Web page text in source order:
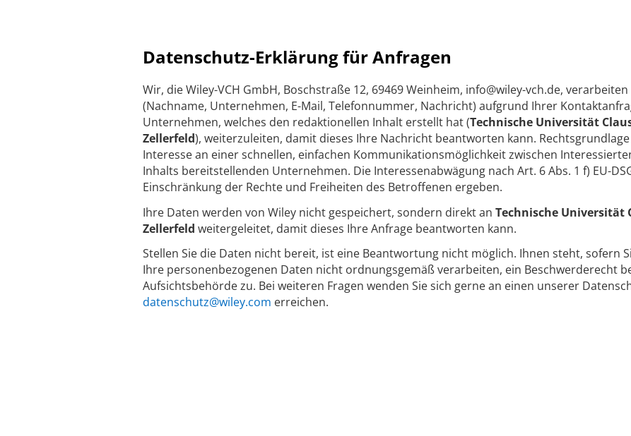
Datenschutz-Erklärung für Anfragen
Wir, die Wiley-VCH GmbH, Boschstraße 12, 69469 Weinheim, info@wiley-vch.de,
(Nachname, Unternehmen, E-Mail, Telefonnummer, Nachricht) aufgrund Ihrer
Unternehmen, welches den redaktionellen Inhalt erstellt hat (Technische Universität
Zellerfeld), weiterzuleiten, damit dieses Ihre Nachricht beantworten kann.
Interesse an einer schnellen, einfachen Kommunikationsmöglichkeit zwischen
Inhalts bereitstellenden Unternehmen. Die Interessenabwägung nach Art. 6 Abs. 1 f) EU-
Einschränkung der Rechte und Freiheiten des Betroffenen ergeben.
Ihre Daten werden von Wiley nicht gespeichert, sondern direkt an Technische Universität
Zellerfeld weitergeleitet, damit dieses Ihre Anfrage beantworten kann.
Stellen Sie die Daten nicht bereit, ist eine Beantwortung nicht möglich. Ihnen steht, sofern
Ihre personenbezogenen Daten nicht ordnungsgemäß verarbeiten, ein Beschwerderecht
Aufsichtsbehörde zu. Bei weiteren Fragen wenden Sie sich gerne an einen unserer
datenschutz@wiley.com erreichen.